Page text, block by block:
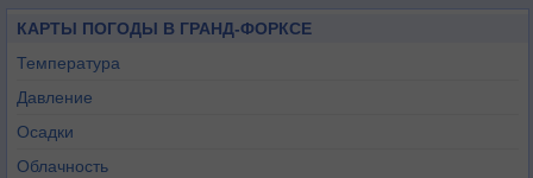
КАРТЫ ПОГОДЫ В ГРАНД-ФОРКСЕ
Температура
Давление
Осадки
Облачность